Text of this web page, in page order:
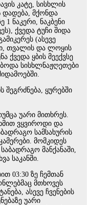
კატე, სისხლის
დადება, მქონდა
1 ნაკერი, ნაკბენი
ქვედა ტუჩი შიდა
(ასევე
თვალის და ლოყის
ქვედა ყბის მეექვსე
სისხლნაჟღეთები
ყურებში
უარი მითხრეს.
ვყვიროდი და
სამსახურის
მომკიდეს
მანქანაში,
საკანში.
03:30 ზე ჩემთან
მთხოვეს
ასევე ჩვენების
უარი